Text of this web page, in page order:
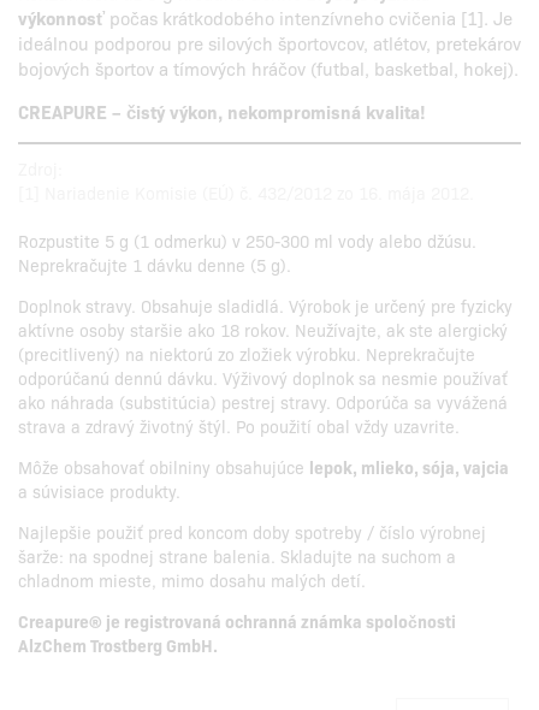
výkonnosť počas krátkodobého intenzívneho cvičenia [1]. Je
ideálnou podporou pre silových športovcov, atlétov, pretekárov
bojových športov a tímových hráčov (futbal, basketbal, hokej).
CREAPURE – čistý výkon, nekompromisná kvalita!
Rozpustite 5 g (1 odmerku) v 250-300 ml vody alebo džúsu.
Neprekračujte 1 dávku denne (5 g).
Doplnok stravy. Obsahuje sladidlá. Výrobok je určený pre fyzicky
aktívne osoby staršie ako 18 rokov. Neužívajte, ak ste alergický
(precitlivený) na niektorú zo zložiek výrobku. Neprekračujte
odporúčanú dennú dávku. Výživový doplnok sa nesmie používať
ako náhrada (substitúcia) pestrej stravy. Odporúča sa vyvážená
strava a zdravý životný štýl. Po použití obal vždy uzavrite.
Môže obsahovať obilniny obsahujúce lepok, mlieko, sója, vajcia
a súvisiace produkty.
Najlepšie použiť pred koncom doby spotreby / číslo výrobnej
šarže: na spodnej strane balenia. Skladujte na suchom a
chladnom mieste, mimo dosahu malých detí.
Creapure® je registrovaná ochranná známka spoločnosti
AlzChem Trostberg GmbH.